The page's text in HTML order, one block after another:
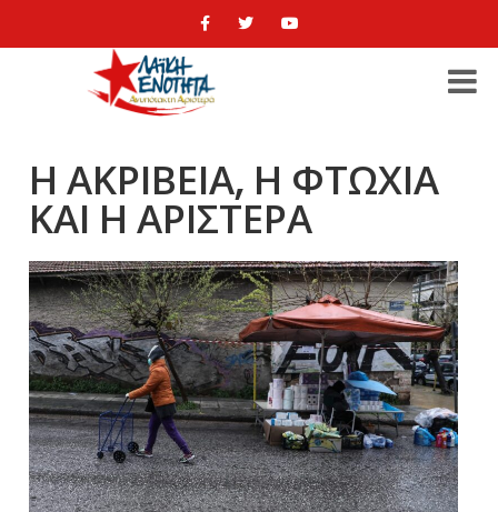
Η ΑΚΡΙΒΕΙΑ, Η ΦΤΩΧΙΑ
ΚΑΙ Η ΑΡΙΣΤΕΡΑ